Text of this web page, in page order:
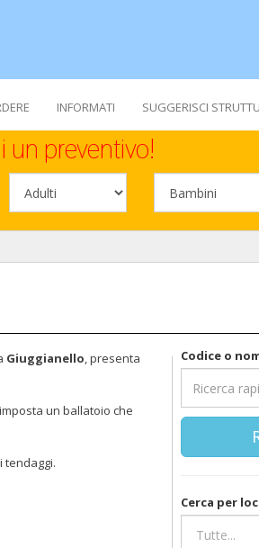
INFORMATI SUGGERISCI
un preventivo!
Giuggianello, presenta
un ballatoio che
tendaggi.
Codice o
Cerca per